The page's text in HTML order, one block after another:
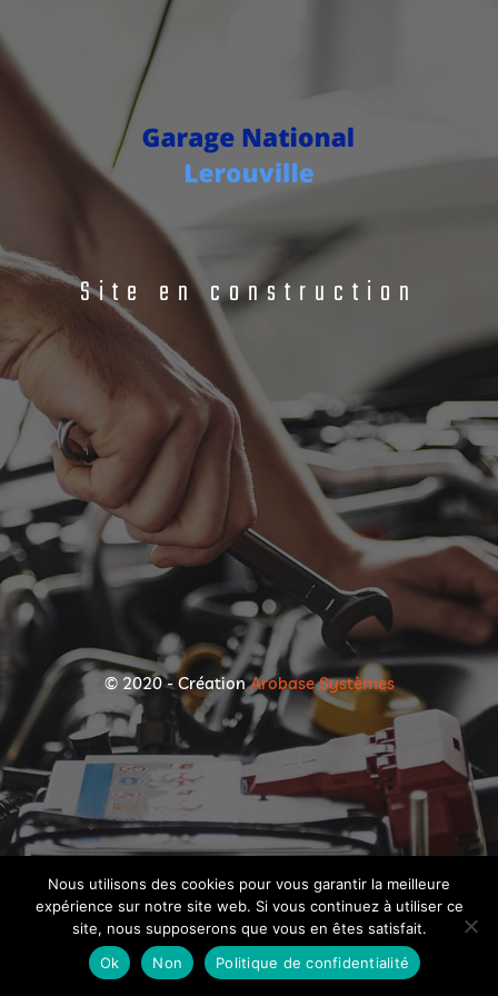
Site en construction
© 2020 - CréationArobase Systèmes
Nous utilisons des cookies pour vous garantir la meilleure
expérience sur notre site web. Si vous continuez à utiliser ce
site, nous supposerons que vous en êtes satisfait.
Ok
Non Politique de confidentialité